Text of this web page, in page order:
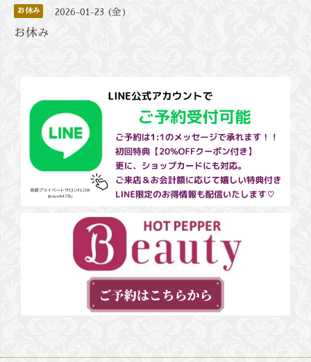
お休み 2026-01-23 (金)
お休み